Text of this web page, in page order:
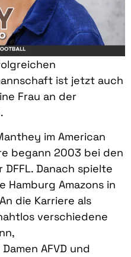
ist jetzt auch
Frau an der
im American
begann 2003 bei den
Danach spielte
Amazons in
die Karriere als
verschiedene
AFVD und